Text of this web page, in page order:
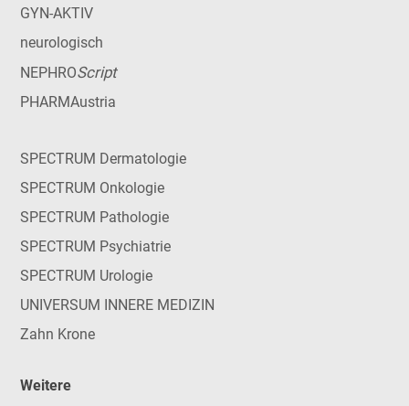
GYN-AKTIV
neurologisch
NEPHROScript
PHARMAustria
SPECTRUM Dermatologie
SPECTRUM Onkologie
SPECTRUM Pathologie
SPECTRUM Psychiatrie
SPECTRUM Urologie
UNIVERSUM INNERE MEDIZIN
Zahn Krone
Weitere